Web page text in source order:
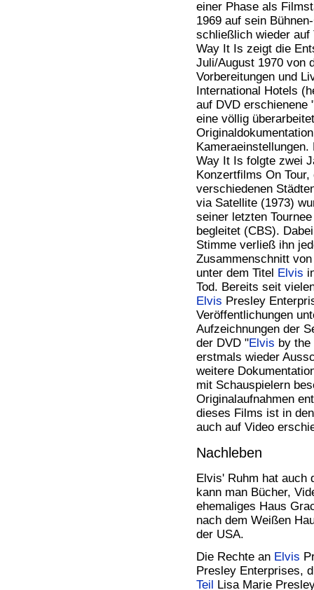
einer Phase als
1969 auf sein
schließlich wieder auf
Way It Is zeigt die
Juli/August 1970 von
Vorbereitungen und
International Hotels
auf DVD erschienene
eine völlig
Way It Is folgte zwei
Konzertfilms On
verschiedenen
via Satellite (1973)
seiner letzten
begleitet (CBS).
Stimme verließ ihn
Zusammenschnitt
unter dem Titel Elvis
Tod. Bereits seit
Elvis Presley
Veröffentlichungen
Aufzeichnungen der
der DVD "Elvis by
erstmals wieder
weitere
mit Schauspielern
Originalaufnahmen
dieses Films ist in
auch auf Video
Nachleben
Elvis' Ruhm hat auch
kann man Bücher,
ehemaliges Haus
nach dem Weißen
der USA.
Die Rechte an Elvis
Presley Enterprises,
Teil
Lisa Marie